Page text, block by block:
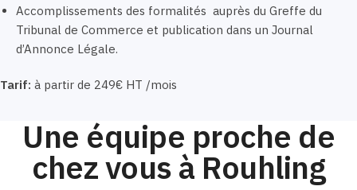
Accomplissements des formalités auprès du Greffe du
Tribunal de Commerce et publication dans un Journal
d’Annonce Légale.
Tarif: à partir de 249€ HT /mois
Une équipe proche de
chez vous à Rouhling